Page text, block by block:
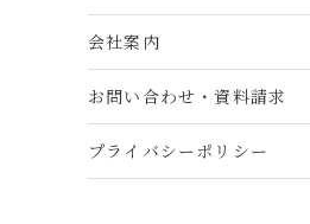
会社案内
お問い合わせ・資料請求
プライバシーポリシー